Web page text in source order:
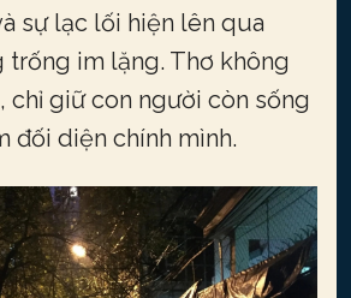
sự lạc lối hiện lên qua
trống im lặng. Thơ không
chỉ giữ con người còn sống
đối diện chính mình.